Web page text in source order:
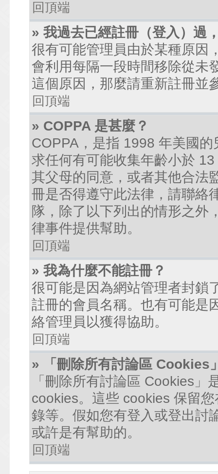
回頂端
» 我過去已經註冊（登入）過
很有可能管理員由於某種原因
會利用每隔一段時間移除從未
這個原因，那麼請重新註冊並
回頂端
» COPPA 是甚麼？
COPPA，是指 1998 年美國
求任何有可能收集年齡小於
其父母的同意，或者其他合法
冊是否得遵守此法律，請聯絡
隊，除了以下列出的情形之外
律事件提供幫助。
回頂端
» 我為什麼不能註冊？
很可能是因為網站管理者封鎖
註冊的會員名稱。也有可能是
絡管理員以獲得協助。
回頂端
» 「刪除所有討論區 Cookies
「刪除所有討論區 Cookies
cookies。這些 cookies 保留
錄等。假如您有登入或登出討
或許是有幫助的。
回頂端